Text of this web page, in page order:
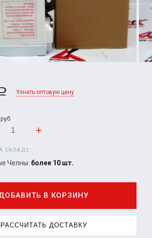
Узнать оптовую цену
СКЛАДЕ:
Челны: более 10 шт.
В КОРЗИНУ
РАССЧИТАТЬ ДОСТАВКУ